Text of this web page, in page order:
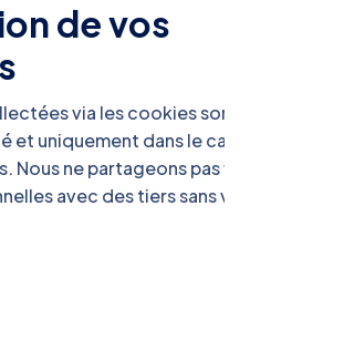
de vos
via les cookies sont traitées
et uniquement dans le cadre des
Nous ne partageons pas vos
avec des tiers sans votre